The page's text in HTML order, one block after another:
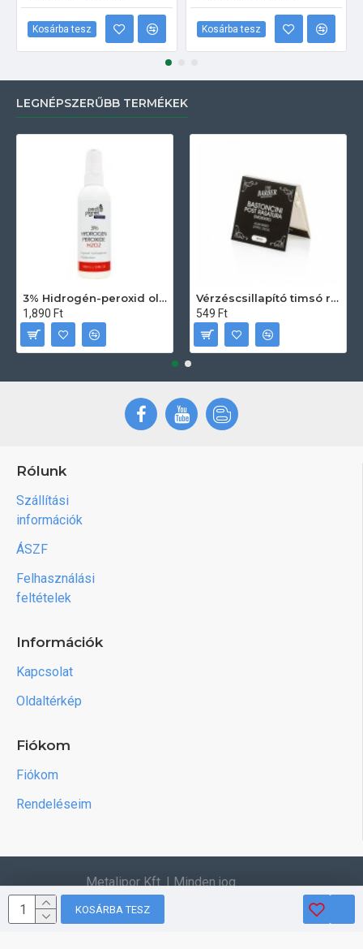
KOSÁRBA TESZ
Kosárba tesz Kosárba tesz
LEGNÉPSZERŰBB TERMÉKEK
3% Hidrogén-peroxid oldat (sebfertőtlenítő) 100ml
1,890 Ft
Vérzéscsillapító timsó rúd 20db
549 Ft
Rólunk
Szállítási
információk
ÁSZF
Felhasználási
feltételek
Információk
Kapcsolat
Oldaltérkép
Fiókom
Fiókom
Rendeléseim
Metalipor Kft. | Minden jog
fenntartva.